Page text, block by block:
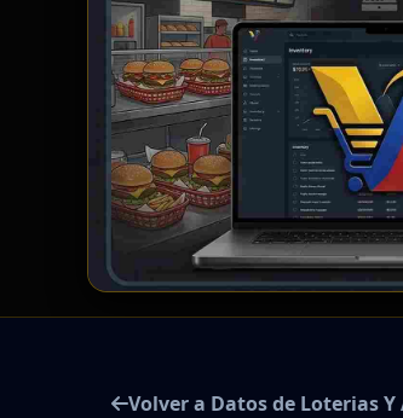
Volver a Datos de Loterias